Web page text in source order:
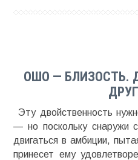
ОШО — БЛИЗОСТЬ.
Эту двойственность
— но поскольку снаружи
двигаться в амбиции,
принесет ему